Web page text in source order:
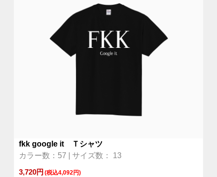
fkk google it Ｔシャツ
カラー数：57 | サイズ数： 13
3,720円 (税込4,092円)